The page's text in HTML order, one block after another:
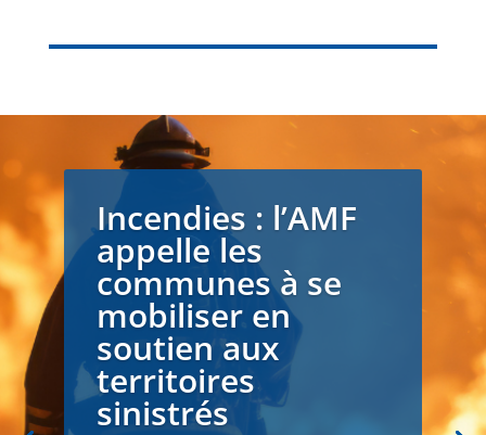
Incendies : l’AMF
appelle les
communes à se
mobiliser en
soutien aux
territoires
sinistrés